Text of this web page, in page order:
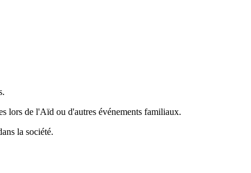
lors de l'Aïd ou d'autres événements familiaux.
la société.